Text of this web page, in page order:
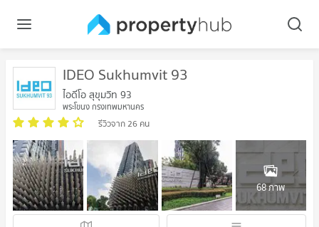
IDEO Sukhumvit 93
ไอดีโอ สุขุมวิท 93
พระโขนง กรุงเทพมหานคร
รีวิวจาก 26 คน
68 ภาพ